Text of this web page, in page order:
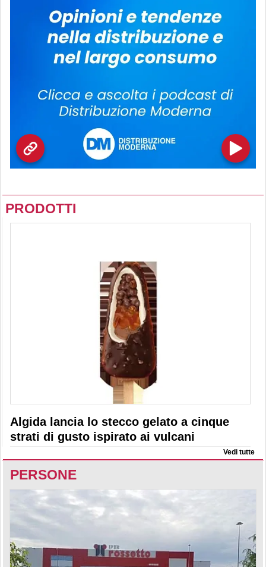
PRODOTTI
Algida lancia lo stecco gelato a cinque
strati di gusto ispirato ai vulcani
Vedi tutte
PERSONE